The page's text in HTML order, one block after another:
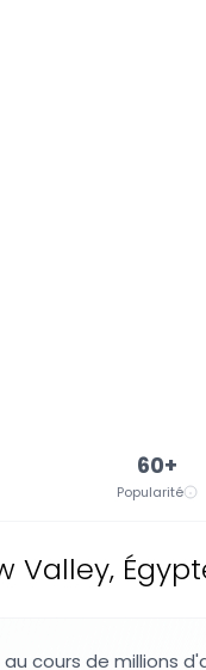
60+
Popularité
Valley,
cours de millions